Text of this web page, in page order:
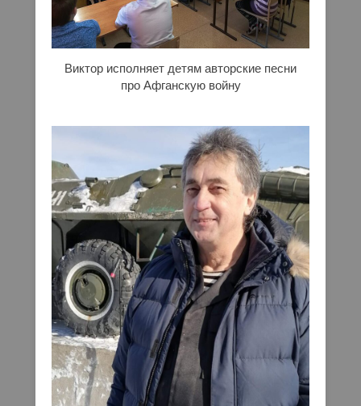
Виктор исполняет детям авторские песни
про Афганскую войну